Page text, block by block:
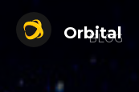
Orbital
BLOG